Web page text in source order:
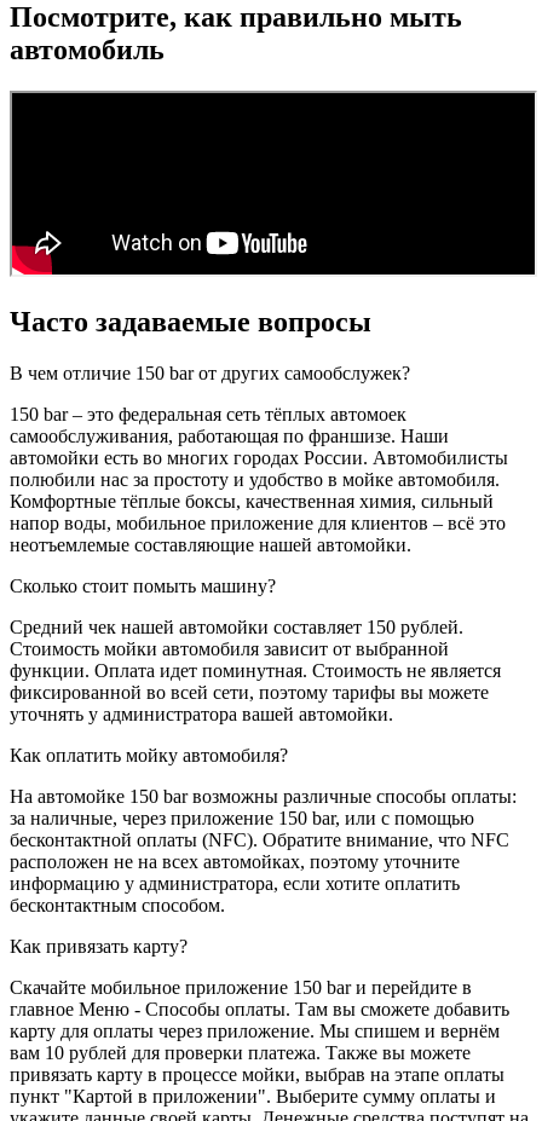
Посмотрите, как правильно мыть
автомобиль
Часто задаваемые вопросы
В чем отличие 150 bar от других самообслужек?
150 bar – это федеральная сеть тёплых автомоек
самообслуживания, работающая по франшизе. Наши
автомойки есть во многих городах России. Автомобилисты
полюбили нас за простоту и удобство в мойке автомобиля.
Комфортные тёплые боксы, качественная химия, сильный
напор воды, мобильное приложение для клиентов – всё это
неотъемлемые составляющие нашей автомойки.
Сколько стоит помыть машину?
Средний чек нашей автомойки составляет 150 рублей.
Стоимость мойки автомобиля зависит от выбранной
функции. Оплата идет поминутная. Стоимость не является
фиксированной во всей сети, поэтому тарифы вы можете
уточнять у администратора вашей автомойки.
Как оплатить мойку автомобиля?
На автомойке 150 bar возможны различные способы оплаты:
за наличные, через приложение 150 bar, или с помощью
бесконтактной оплаты (NFC). Обратите внимание, что NFC
расположен не на всех автомойках, поэтому уточните
информацию у администратора, если хотите оплатить
бесконтактным способом.
Как привязать карту?
Скачайте мобильное приложение 150 bar и перейдите в
главное Меню - Способы оплаты. Там вы сможете добавить
карту для оплаты через приложение. Мы спишем и вернём
вам 10 рублей для проверки платежа. Также вы можете
привязать карту в процессе мойки, выбрав на этапе оплаты
пункт "Картой в приложении". Выберите сумму оплаты и